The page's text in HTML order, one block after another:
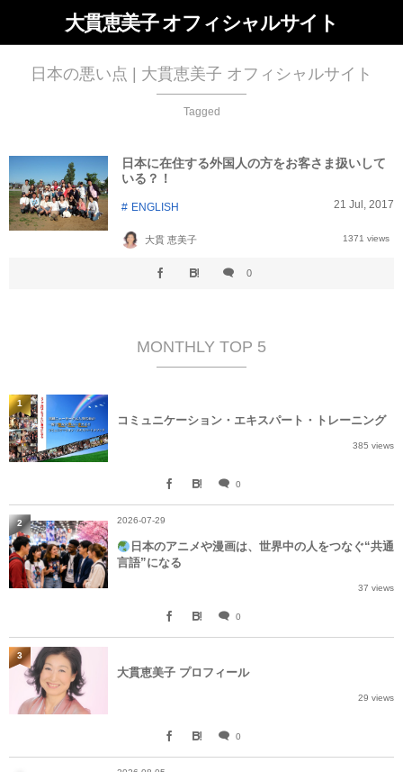
大貫恵美子 オフィシャルサイト
日本の悪い点 | 大貫恵美子 オフィシャルサイト
Tagged
日本に在住する外国人の方をお客さま扱いして
いる？！
ENGLISH 21 Jul 2017
大貫 恵美子 1371 views
0
MONTHLY TOP 5
コミュニケーション・エキスパート・トレーニング
385 views
0
1
2026-07-29
日本のアニメや漫画は、世界中の人をつなぐ“共通
言語”になる
37 views
0
2
大貫恵美子 プロフィール
29 views
0
3